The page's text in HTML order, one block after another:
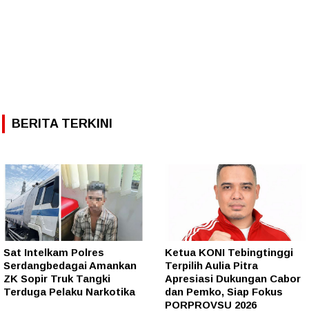
BERITA TERKINI
Sat Intelkam Polres
Serdangbedagai Amankan
ZK Sopir Truk Tangki
Terduga Pelaku Narkotika
Ketua KONI Tebingtinggi
Terpilih Aulia Pitra
Apresiasi Dukungan Cabor
dan Pemko, Siap Fokus
PORPROVSU 2026